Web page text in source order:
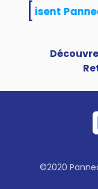
utilisent
©2020